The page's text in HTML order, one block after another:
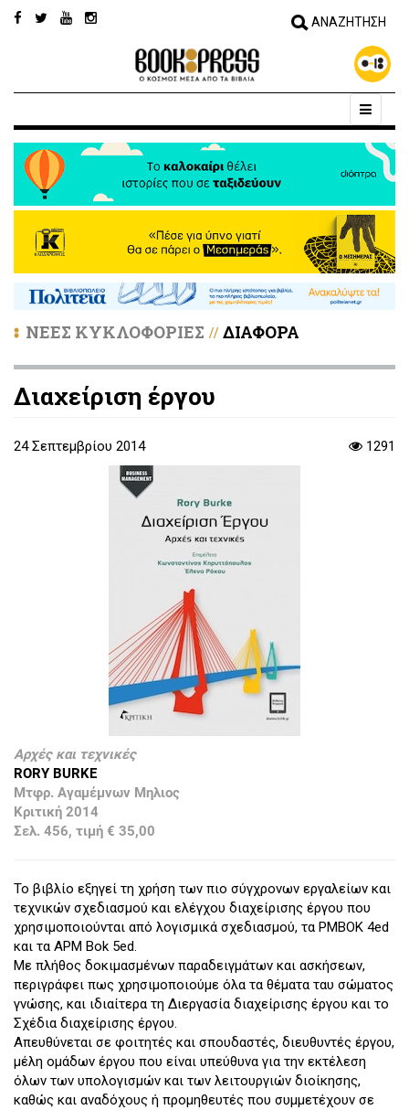
ΝΕΕΣ ΚΥΚΛΟΦΟΡΙΕΣ // ΔΙΑΦΟΡΑ
Διαχείριση έργου
24 Σεπτεμβρίου 2014 1291
Αρχές και τεχνικές
RORY BURKE
Μτφρ. Αγαμέμνων Μηλιος
Κριτική 2014
Σελ. 456, τιμή € 35,00
Το βιβλίο εξηγεί τη χρήση των πιο σύγχρονων εργαλείων και
τεχνικών σχεδιασμού και ελέγχου διαχείρισης έργου που
χρησιμοποιούνται από λογισμικά σχεδιασμού, τα PMBOK 4ed
και τα ΑΡΜ Bok 5ed.
Με πλήθος δοκιμασμένων παραδειγμάτων και ασκήσεων,
περιγράφει πως χρησιμοποιούμε όλα τα θέματα ταυ σώματος
γνώσης, και ιδιαίτερα τη Διεργασία διαχείρισης έργου και το
Σχέδια διαχείρισης έργου.
Απευθύνεται σε φοιτητές και σπουδαστές, διευθυντές έργου,
μέλη ομάδων έργου που είναι υπεύθυνα για την εκτέλεση
όλων των υπολογισμών και των λειτουργιών διοίκησης,
καθώς και αναδόχους ή προμηθευτές που συμμετέχουν σε